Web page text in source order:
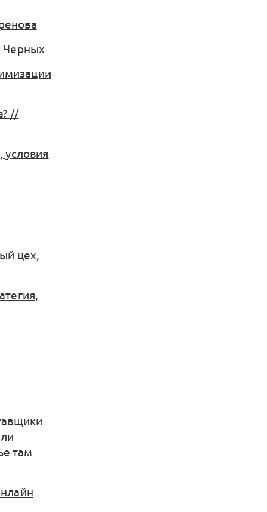
Черных
//
условия
цех,
там